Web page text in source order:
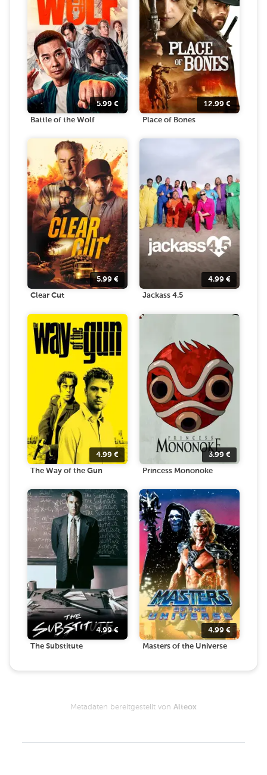
5.99 €
Battle of the Wolf
12.99 €
Place of Bones
5.99 €
Clear Cut
4.99 €
Jackass 4.5
4.99 €
The Way of the Gun
3.99 €
Princess Mononoke
4.99€
The Substitute
4.99 €
Masters of the Universe
Metadaten bereitgestellt von Alteox